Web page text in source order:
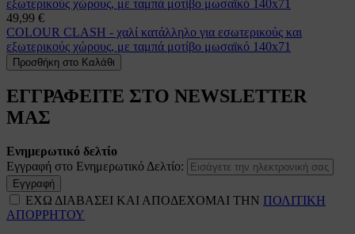
49,99 €
COLOUR CLASH - χαλί κατάλληλο για εσωτερικούς και
εξωτερικούς χώρους, με ταμπά μοτίβο μωσαϊκό 140x71
Προσθήκη στο Καλάθι
ΕΓΓΡΑΦΕΙΤΕ ΣΤΟ NEWSLETTER
ΜΑΣ
Ενημερωτικό δελτίο
Εγγραφή στο Ενημερωτικό Δελτίο:
Εγγραφή
ΕΧΩ ΔΙΑΒΑΣΕΙ ΚΑΙ ΑΠΟΔΕΧΟΜΑΙ ΤΗΝ ΠΟΛΙΤΙΚΗ
ΑΠΟΡΡΗΤΟΥ